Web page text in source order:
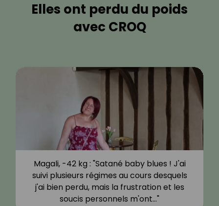
Elles ont perdu du poids
avec CROQ
Magali, -42 kg : "Satané baby blues ! J'ai
suivi plusieurs régimes au cours desquels
j'ai bien perdu, mais la frustration et les
soucis personnels m'ont…"